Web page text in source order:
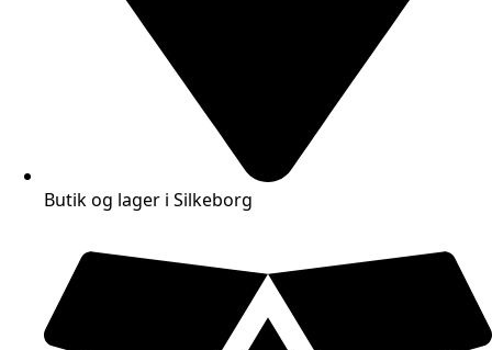
Butik og lager i Silkeborg